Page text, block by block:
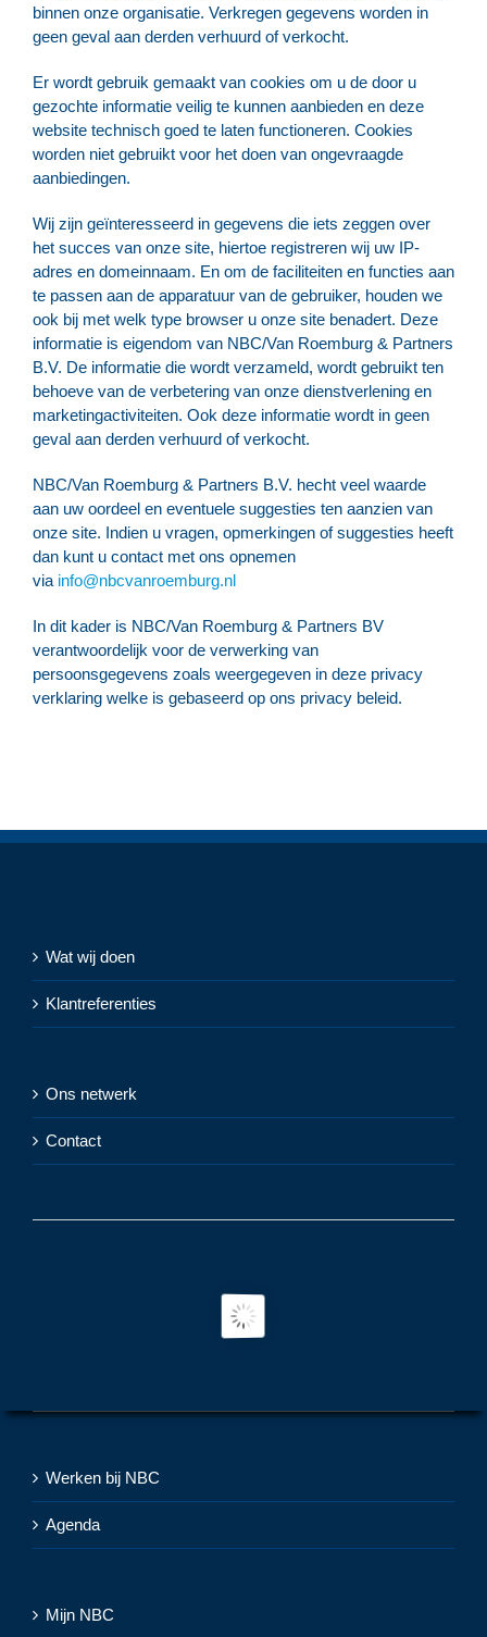
binnen onze organisatie. Verkregen gegevens worden in
geen geval aan derden verhuurd of verkocht.
Er wordt gebruik gemaakt van cookies om u de door u
gezochte informatie veilig te kunnen aanbieden en deze
website technisch goed te laten functioneren. Cookies
worden niet gebruikt voor het doen van ongevraagde
aanbiedingen.
Wij zijn geïnteresseerd in gegevens die iets zeggen over
het succes van onze site, hiertoe registreren wij uw IP-
adres en domeinnaam. En om de faciliteiten en functies aan
te passen aan de apparatuur van de gebruiker, houden we
ook bij met welk type browser u onze site benadert. Deze
informatie is eigendom van NBC/Van Roemburg & Partners
B.V. De informatie die wordt verzameld, wordt gebruikt ten
behoeve van de verbetering van onze dienstverlening en
marketingactiviteiten. Ook deze informatie wordt in geen
geval aan derden verhuurd of verkocht.
NBC/Van Roemburg & Partners B.V. hecht veel waarde
aan uw oordeel en eventuele suggesties ten aanzien van
onze site. Indien u vragen, opmerkingen of suggesties heeft
dan kunt u contact met ons opnemen
via info@nbcvanroemburg.nl
In dit kader is NBC/Van Roemburg & Partners BV
verantwoordelijk voor de verwerking van
persoonsgegevens zoals weergegeven in deze privacy
verklaring welke is gebaseerd op ons privacy beleid.
Wat wij doen
Klantreferenties
Ons netwerk
Contact
Werken bij NBC
Agenda
Mijn NBC